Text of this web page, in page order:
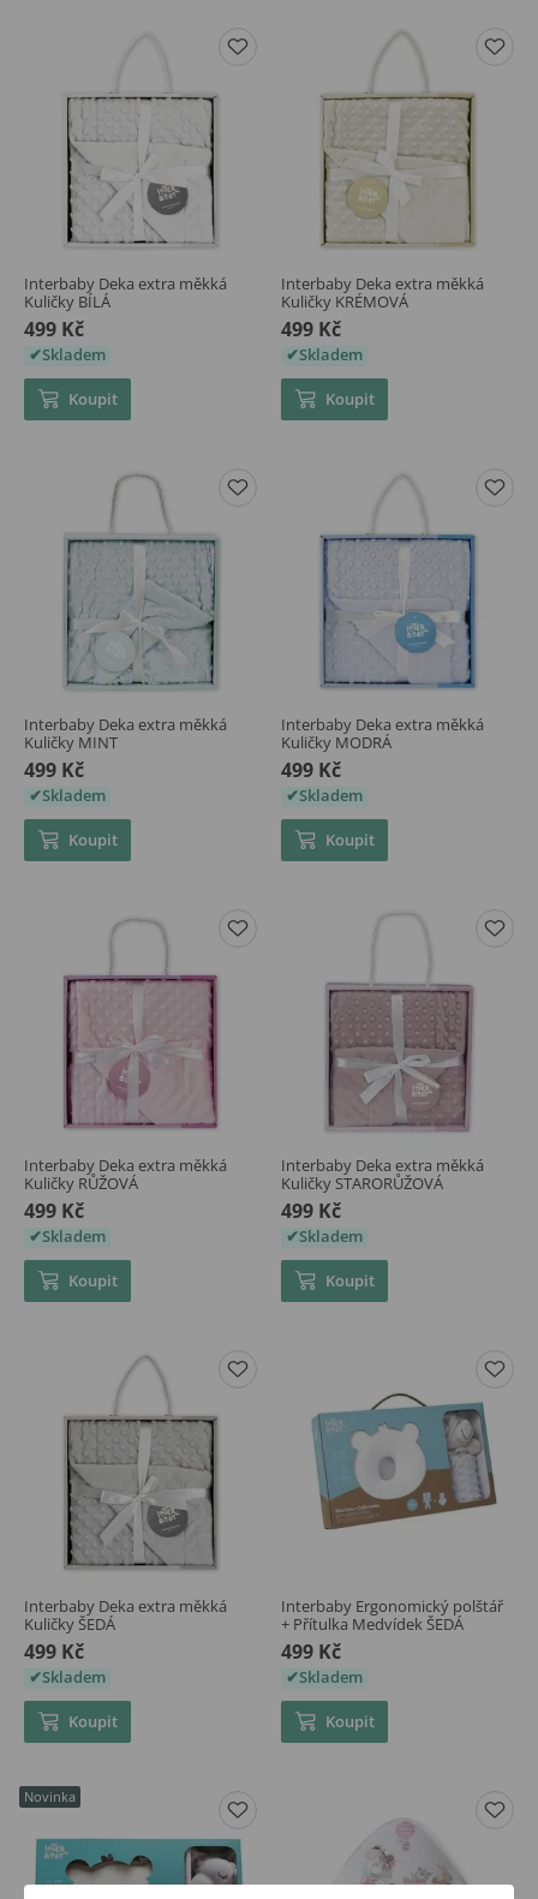
Interbaby Deka extra měkká
Kuličky BÍLÁ
499 Kč
Skladem
Koupit
Interbaby Deka extra měkká
Kuličky KRÉMOVÁ
499 Kč
Skladem
Koupit
Interbaby Deka extra měkká
Kuličky MINT
499 Kč
Skladem
Koupit
Interbaby Deka extra měkká
Kuličky MODRÁ
499 Kč
Skladem
Koupit
Interbaby Deka extra měkká
Kuličky RŮŽOVÁ
499 Kč
Skladem
Koupit
Interbaby Deka extra měkká
Kuličky STARORŮŽOVÁ
499 Kč
Skladem
Koupit
Interbaby Deka extra měkká
Kuličky ŠEDÁ
499 Kč
Skladem
Koupit
Interbaby Ergonomický polštář
+ Přítulka Medvídek ŠEDÁ
499 Kč
Skladem
Koupit
Novinka